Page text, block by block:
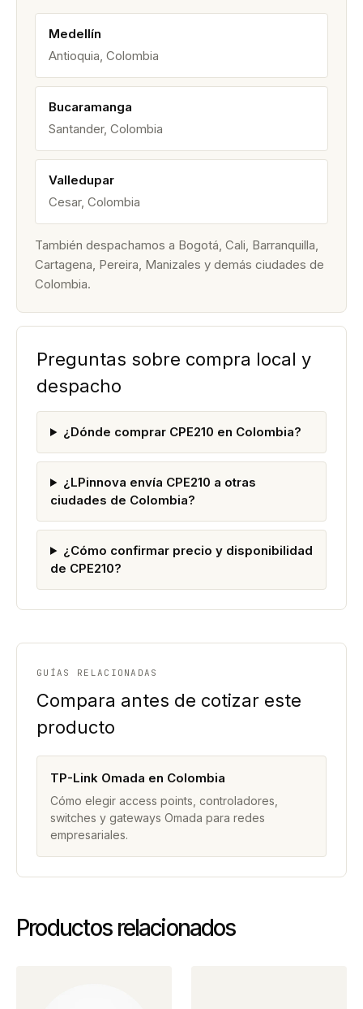
Medellín
Antioquia, Colombia
Bucaramanga
Santander, Colombia
Valledupar
Cesar, Colombia
También despachamos a Bogotá, Cali, Barranquilla,
Cartagena, Pereira, Manizales y demás ciudades de
Colombia.
Preguntas sobre compra local y
despacho
¿Dónde comprar CPE210 en Colombia?
¿LPinnova envía CPE210 a otras
ciudades de Colombia?
¿Cómo confirmar precio y disponibilidad
de CPE210?
GUÍAS RELACIONADAS
Compara antes de cotizar este
producto
TP-Link Omada en Colombia
Cómo elegir access points, controladores,
switches y gateways Omada para redes
empresariales.
Productos relacionados